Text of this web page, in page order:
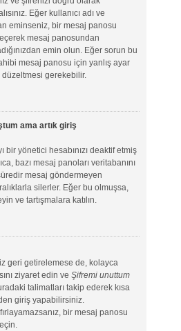
Eğer kullanıcı adı ve
eminseniz, bir mesaj panosu
mesaj panosundan
emin olun. Eğer sorun bu
mesaj panosu için yanlış ayar
gerekebilir.
ama artık giriş
bir yönetici hesabınızı deaktif etmiş
bazı mesaj panoları veritabanını
mesaj göndermeyen
silerler. Eğer bu olmuşsa,
ve tartışmalara katılın.
geri getirelemese de, kolayca
ziyaret edin ve Şifremi unuttum
talimatları takip ederek kısa
giriş yapabilirsiniz.
bir mesaj panosu